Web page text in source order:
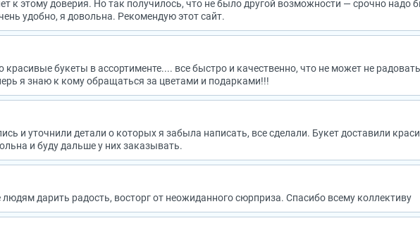
к этому доверия. Но так получилось, что не было другой возможности — срочно надо
удобно, я довольна. Рекомендую этот сайт.
букеты в ассортименте.... все быстро и качественно, что не может не
я знаю к кому обращаться за цветами и подарками!!!
и уточнили детали о которых я забыла написать, все сделали. Букет доставили
и буду дальше у них заказывать.
дарить радость, восторг от неожиданного сюрприза. Спасибо всему коллективу